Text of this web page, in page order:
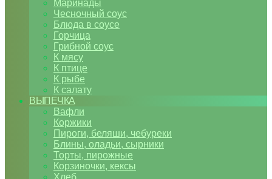
Маринады
Чесночный соус
Блюда в соусе
Горчица
Грибной соус
К мясу
К птице
К рыбе
К салату
ВЫПЕЧКА
Вафли
Коржики
Пироги, беляши, чебуреки
Блины, оладьи, сырники
Торты, пирожные
Корзиночки, кексы
Хлеб